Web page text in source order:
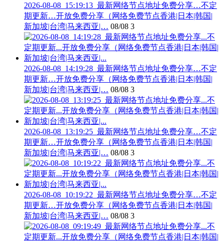
2026-08-08_15:19:13_最新网络节点地址免费分享…不定
期更新…开放免费分享（网络免费节点香港|日本|韩国|
新加坡|台湾|马来西亚|… 08/08 3
2026-08-08_14:19:28_最新网络节点地址免费分享…不定
期更新…开放免费分享（网络免费节点香港|日本|韩国|
新加坡|台湾|马来西亚|… 08/08 3
2026-08-08_13:19:25_最新网络节点地址免费分享…不定
期更新…开放免费分享（网络免费节点香港|日本|韩国|
新加坡|台湾|马来西亚|… 08/08 3
2026-08-08_10:19:22_最新网络节点地址免费分享…不定
期更新…开放免费分享（网络免费节点香港|日本|韩国|
新加坡|台湾|马来西亚|… 08/08 3